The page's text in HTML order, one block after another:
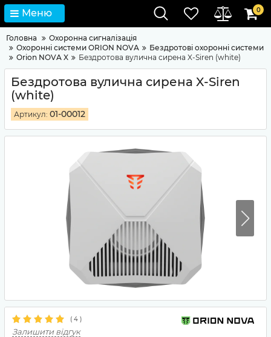
Меню 0
Головна
Охоронна сигналізація
Охоронні системи ORION NOVA
Бездротові охоронні системи
Orion NOVA X
Бездротова вулична сирена X-Siren (white)
Бездротова вулична сирена X-Siren
(white)
Артикул: 01-00012
( 4 )
Залишити відгук